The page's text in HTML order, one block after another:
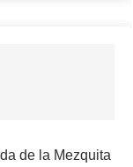
de la Mezquita